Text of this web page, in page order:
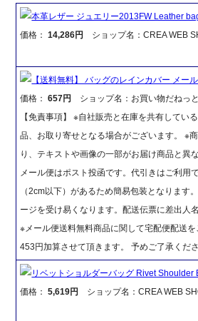
本革レザー ジュエリー2013FW Leather
価格：14,286円 ショップ名：CREA WEB
【送料無料】 バッグのレインカバー メー
価格：657円
ショップ名：お買い物だねっと
【免責事項】 ※自社販売と在庫を共有してい
品、お取り寄せとなる場合がございます。 ※
り、テキストや画像の一部がお届け商品と異
メール便はポスト投函です。代引きはご利用
（2cm以下）があるため簡易包装となります
ージを受け易くなります。配送伝票に差出人
※メール便送料無料商品に関して宅配便配送
453円加算させて頂きます。 予めご了承くださ
リベットショルダーバッグ Rivet Shoulder
価格：5,619円 ショップ名：CREA WEB